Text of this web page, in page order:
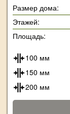
Размер дома:
Этажей:
Площадь:
100 мм
150 мм
200 мм